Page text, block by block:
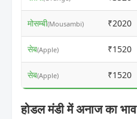
मोसम्बी(Mousambi) ₹2020
सेब(Apple) ₹1520
सेब(Apple) ₹1520
होडल मंडी में अनाज का भाव